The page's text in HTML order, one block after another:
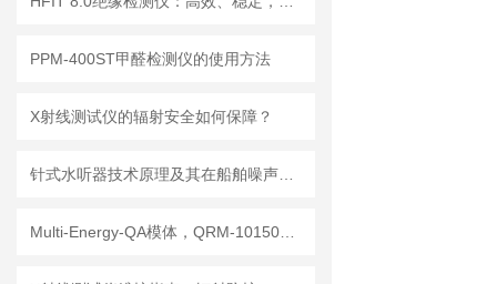
PPM-400ST甲醛检测仪的使用方法
X射线测试仪的辐射安全如何保障？